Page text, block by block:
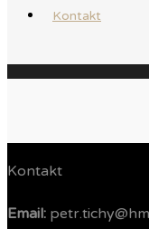
Kontakt
Kontakt
Email: